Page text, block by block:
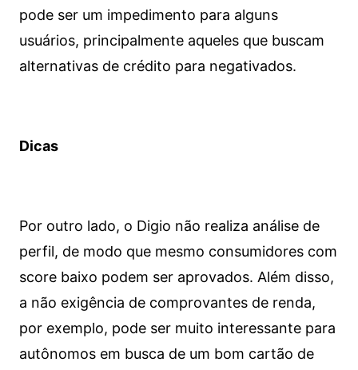
pode ser um impedimento para alguns
usuários, principalmente aqueles que buscam
alternativas de crédito para negativados.
Dicas
Por outro lado, o Digio não realiza análise de
perfil, de modo que mesmo consumidores com
score baixo podem ser aprovados. Além disso,
a não exigência de comprovantes de renda,
por exemplo, pode ser muito interessante para
autônomos em busca de um bom cartão de